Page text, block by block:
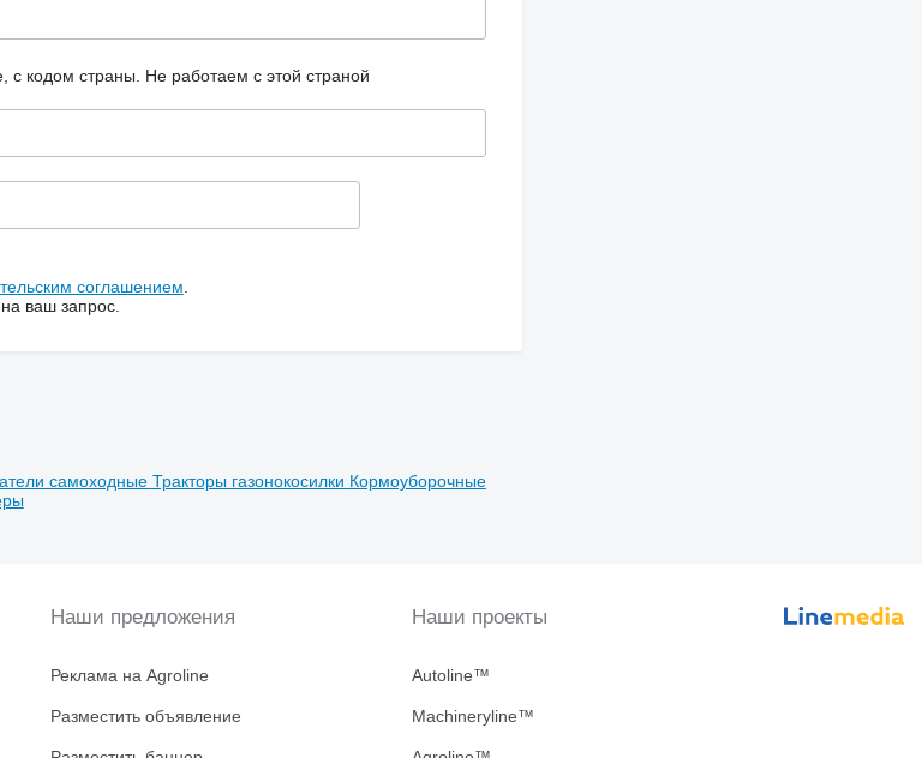
с кодом страны. Не работаем с этой страной
соглашением
ваш запрос.
самоходные Тракторы газонокосилки Кормоуборочные
Наши предложения
Реклама на Agroline
Разместить объявление
Наши проекты
Autoline™
Machineryline™